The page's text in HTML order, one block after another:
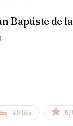
Baptiste de
49 lits 5/